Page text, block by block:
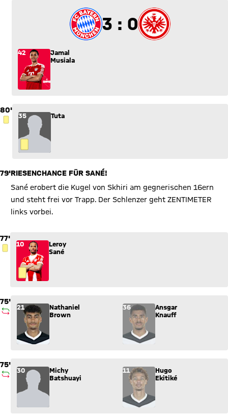
3 zu 0
3 : 0
42
Jamal
Musiala
80'
GELBE KARTE
35 Tuta
79'RIESENCHANCE FÜR SANÉ!
Sané erobert die Kugel von Skhiri am gegnerischen 16ern
und steht frei vor Trapp. Der Schlenzer geht ZENTIMETER
links vorbei.
77'
GELBE KARTE
10
Leroy
Sané
75'
AUSWECHSLUNG
Wechsel: Nathaniel Brown (21) kommt für Ansgar Knauff
21
Nathaniel
Brown
36
Ansgar
Knauff
75'
AUSWECHSLUNG
Wechsel: Michy Batshuayi (30) kommt für Hugo Ekitiké (11)
30
Michy
Batshuayi
11
Hugo
Ekitiké